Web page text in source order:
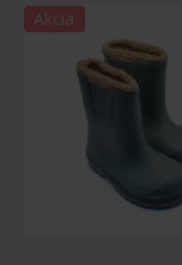
Akcia